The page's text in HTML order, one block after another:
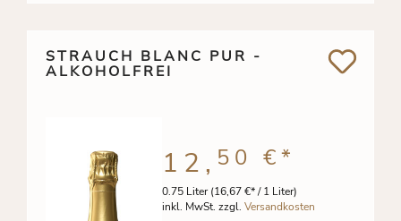
STRAUCH BLANC PUR -
ALKOHOLFREI
0.75 Liter(16,67 €* / 1 Liter)
inkl. MwSt. zzgl. Versandkosten
12, 50 €*